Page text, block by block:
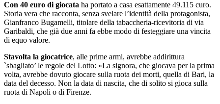
Con 40 euro di giocata ha portato a casa esattamente 49.115 curo.
Storia vera che racconta, senza svelare l’identità della protagonista,
Gianfranco Bugamelli, titolare della tabaccheria-ricevitoria di via
Garibaldi, che già due anni fa ebbe modo di festeggiare una vincita
di equo valore.
Stavolta la giocatrice, alle prime armi, avrebbe addirittura
`sbagliato’ le regole del Lotto: «La signora, che giocava per la prima
volta, avrebbe dovuto giocare sulla ruota dei morti, quella di Bari, la
data del decesso. Non la data di nascita, che di solito si gioca sulla
ruota di Napoli o di Firenze.